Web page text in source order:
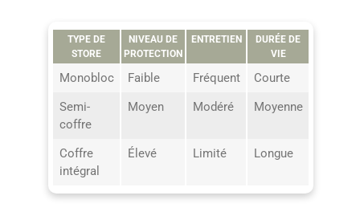
TYPE DE
STORE
NIVEAU DE
PROTECTION
ENTRETIEN
DURÉE DE
VIE
Monobloc Faible Fréquent
Courte
Semi-
coffre
Moyen Modéré Moyenne
Coffre
intégral
Élevé Limité Longue